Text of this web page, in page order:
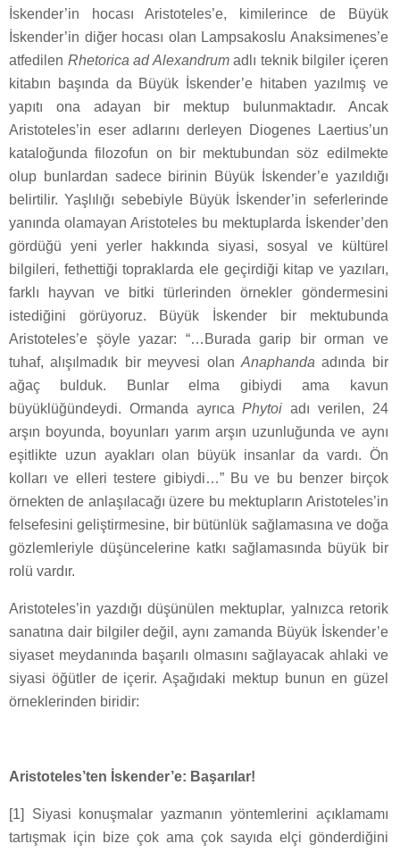
İskender’in hocası Aristoteles’e, kimilerince de Büyük
İskender’in diğer hocası olan Lampsakoslu Anaksimenes’e
atfedilen Rhetorica ad Alexandrumadlı teknik bilgiler içeren
kitabın başında da Büyük İskender’e hitaben yazılmış ve
yapıtı ona adayan bir mektup bulunmaktadır. Ancak
Aristoteles’in eser adlarını derleyen Diogenes Laertius’un
kataloğunda filozofun on bir mektubundan söz edilmekte
olup bunlardan sadece birinin Büyük İskender’e yazıldığı
belirtilir. Yaşlılığı sebebiyle Büyük İskender’in seferlerinde
yanında olamayan Aristoteles bu mektuplarda İskender’den
gördüğü yeni yerler hakkında siyasi, sosyal ve kültürel
bilgileri, fethettiği topraklarda ele geçirdiği kitap ve yazıları,
farklı hayvan ve bitki türlerinden örnekler göndermesini
istediğini görüyoruz. Büyük İskender bir mektubunda
Aristoteles’e şöyle yazar: “…Burada garip bir orman ve
tuhaf, alışılmadık bir meyvesi olan Anaphanda adında bir
ağaç bulduk. Bunlar elma gibiydi ama kavun
büyüklüğündeydi. Ormanda ayrıcaPhytoi adı verilen, 24
arşın boyunda, boyunları yarım arşın uzunluğunda ve aynı
eşitlikte uzun ayakları olan büyük insanlar da vardı. Ön
kolları ve elleri testere gibiydi…” Bu ve bu benzer birçok
örnekten de anlaşılacağı üzere bu mektupların Aristoteles’in
felsefesini geliştirmesine, bir bütünlük sağlamasına ve doğa
gözlemleriyle düşüncelerine katkı sağlamasında büyük bir
rolü vardır.
Aristoteles’in yazdığı düşünülen mektuplar, yalnızca retorik
sanatına dair bilgiler değil, aynı zamanda Büyük İskender’e
siyaset meydanında başarılı olmasını sağlayacak ahlaki ve
siyasi öğütler de içerir. Aşağıdaki mektup bunun en güzel
örneklerinden biridir:
Aristoteles’ten İskender’e: Başarılar!
[1] Siyasi konuşmalar yazmanın yöntemlerini açıklamamı
tartışmak için bize çok ama çok sayıda elçi gönderdiğini